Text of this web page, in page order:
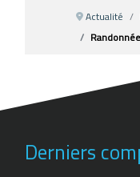
Actualité
Derniers